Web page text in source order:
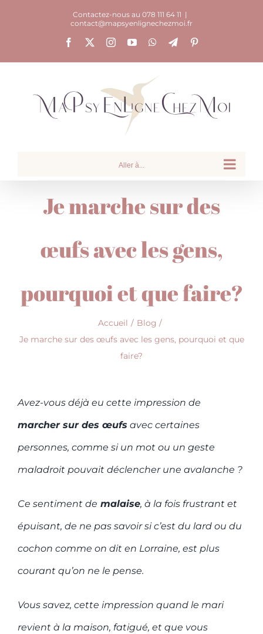
Contactez-nous au 078 111 64 11 |
contact@mapsyenlignechezmoi.fr
Facebook InstagramYouTubeWhatsApp
Telegram
Aller à...
Je marche sur des
œufs avec les gens,
pourquoi et que faire?
Accueil
Blog
Je marche sur des œufs avec les gens, pourquoi et que
faire?
Avez-vous déjà eu cette impression de
marcher sur des œufsavec certaines
personnes, comme si un mot ou un geste
maladroit pouvait déclencher une avalanche ?
Ce sentiment de malaise, à la fois frustrant et
épuisant, de ne pas savoir si c’est du lard ou du
cochon comme on dit en Lorraine, est plus
courant qu’on ne le pense.
Vous savez, cette impression quand le mari
revient à la maison, fatigué, et que vous